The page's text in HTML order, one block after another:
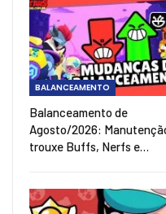
BALANCEAMENTO
Balanceamento de
Agosto/2026:
trouxe Buffs, Nerfs e…